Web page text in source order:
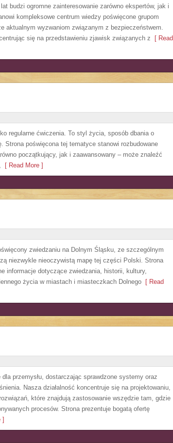
budzi ogromne zainteresowanie zarówno ekspertów, jak i
kompleksowe centrum wiedzy poświęcone grupom
aktualnym wyzwaniom związanym z bezpieczeństwem.
się na przedstawieniu zjawisk związanych z [ Read
regularne ćwiczenia. To styl życia, sposób dbania o
Strona poświęcona tej tematyce stanowi rozbudowane
początkujący, jak i zaawansowany – może znaleźć
[ Read More ]
zwiedzaniu na Dolnym Śląsku, ze szczególnym
niezwykle nieoczywistą mapę tej części Polski. Strona
informacje dotyczące zwiedzania, historii, kultury,
życia w miastach i miasteczkach Dolnego [ Read
przemysłu, dostarczając sprawdzone systemy oraz
Nasza działalność koncentruje się na projektowaniu,
które znajdują zastosowanie wszędzie tam, gdzie
procesów. Strona prezentuje bogatą ofertę
]